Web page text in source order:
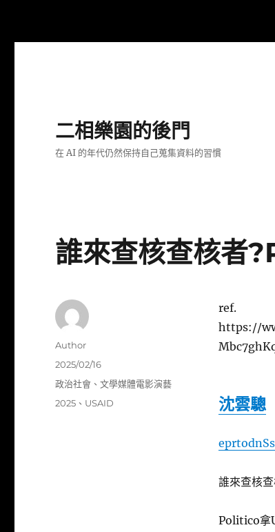
二相樂園的後門
在 AI 的年代仍然保持自己蒐集資料的習慣
誰來查核查核者
ref.
https://
沈雲驄
誰來查核
Politico拿
作
Author
發
佈
期:
2025/02/16
分
政治社會 、文學媒體電影演藝
標
2025 、 USAID